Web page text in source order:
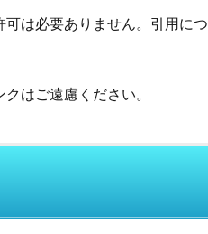
は必要ありません。引用に
はご遠慮ください。